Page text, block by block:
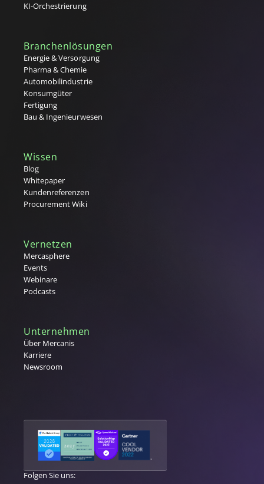
KI-Orchestrierung
Branchenlösungen
Energie & Versorgung
Pharma & Chemie
Automobilindustrie
Konsumgüter
Fertigung
Bau & Ingenieurwesen
Wissen
Blog
Whitepaper
Kundenreferenzen
Procurement Wiki
Vernetzen
Mercasphere
Events
Webinare
Podcasts
Unternehmen
Über Mercanis
Karriere
Newsroom
Folgen Sie uns: